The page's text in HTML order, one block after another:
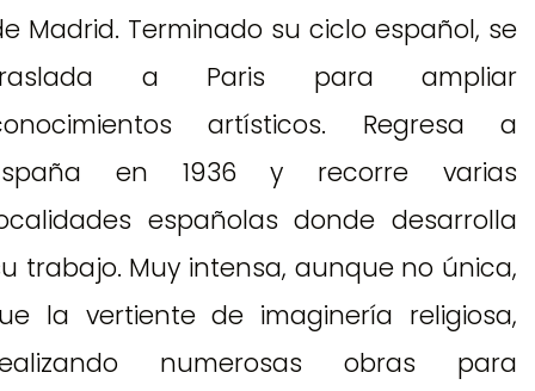
Madrid. Terminado su ciclo español, se
a Paris para ampliar
artísticos. Regresa a
en 1936 y recorre varias
españolas donde desarrolla
trabajo. Muy intensa, aunque no única,
la vertiente de imaginería religiosa,
numerosas obras para